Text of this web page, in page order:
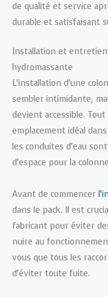
de qualité et service
durable et satisfaisant
Installation et entretien
hydromassante
L’installation d’une
sembler intimidante,
devient accessible.
emplacement idéal
les conduites d’eau
d’espace pour la
Avant de commencer
dans le pack. Il est
fabricant pour éviter
nuire au
vous que tous les
d’éviter toute fuite.